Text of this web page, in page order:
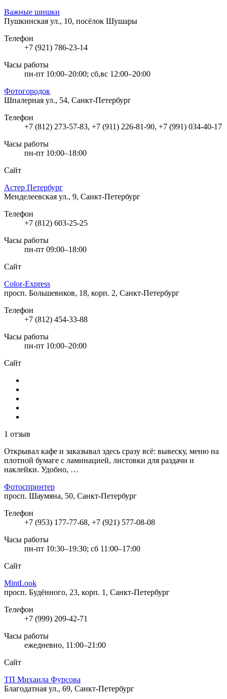
Важные шишки
Пушкинская ул., 10, посёлок Шушары
Телефон
+7 (921) 786-23-14
Часы работы
пн-пт 10:00–20:00; сб,вс 12:00–20:00
Фотогородок
Шпалерная ул., 54, Санкт-Петербург
Телефон
+7 (812) 273-57-83, +7 (911) 226-81-90, +7 (991) 034-40-17
Часы работы
пн-пт 10:00–18:00
Сайт
Астер Петербург
Менделеевская ул., 9, Санкт-Петербург
Телефон
+7 (812) 603-25-25
Часы работы
пн-пт 09:00–18:00
Сайт
Color-Express
просп. Большевиков, 18, корп. 2, Санкт-Петербург
Телефон
+7 (812) 454-33-88
Часы работы
пн-пт 10:00–20:00
Сайт
1 отзыв
Открывал кафе и заказывал здесь сразу всё: вывеску, меню на
плотной бумаге с ламинацией, листовки для раздачи и
наклейки. Удобно, …
Фотоспринтер
просп. Шаумяна, 50, Санкт-Петербург
Телефон
+7 (953) 177-77-68, +7 (921) 577-08-08
Часы работы
пн-пт 10:30–19:30; сб 11:00–17:00
Сайт
MintLook
просп. Будённого, 23, корп. 1, Санкт-Петербург
Телефон
+7 (999) 209-42-71
Часы работы
ежедневно, 11:00–21:00
Сайт
ТП Михаила Фурсова
Благодатная ул., 69, Санкт-Петербург